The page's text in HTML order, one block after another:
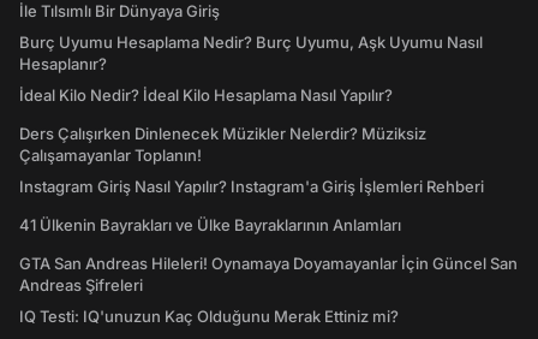
İle Tılsımlı Bir Dünyaya Giriş
Burç Uyumu Hesaplama Nedir? Burç Uyumu, Aşk Uyumu Nasıl
Hesaplanır?
İdeal Kilo Nedir? İdeal Kilo Hesaplama Nasıl Yapılır?
Ders Çalışırken Dinlenecek Müzikler Nelerdir? Müziksiz
Çalışamayanlar Toplanın!
Instagram Giriş Nasıl Yapılır? Instagram'a Giriş İşlemleri Rehberi
41 Ülkenin Bayrakları ve Ülke Bayraklarının Anlamları
GTA San Andreas Hileleri! Oynamaya Doyamayanlar İçin Güncel San
Andreas Şifreleri
IQ Testi: IQ'unuzun Kaç Olduğunu Merak Ettiniz mi?